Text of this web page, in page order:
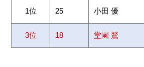
1位 25 小田 優
3位 18 堂園 鶖